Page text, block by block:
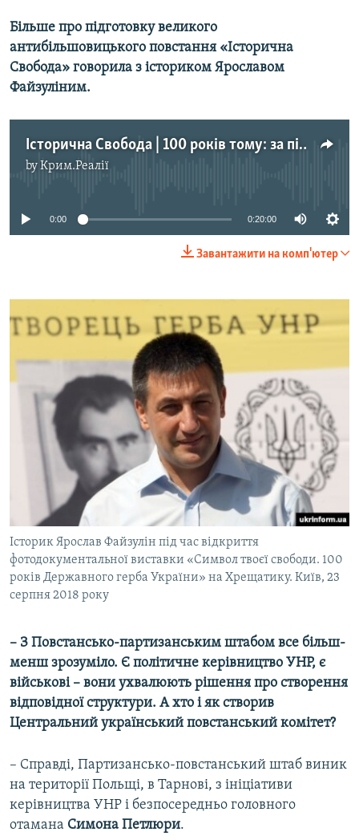
Більше про підготовку великого
антибільшовицького повстання «Історична
Свобода» говорила з істориком Ярославом
Файзуліним.
Історична Свобода | 100 років тому: за пів кроку до Всеукраїнського повстання
byКрим.Реалії
0:00 0:20:00
Завантажити на комп'ютер
Історик Ярослав Файзулін під час відкриття
фотодокументальної виставки «Символ твоєї свободи. 100
років Державного герба України» на Хрещатику. Київ, 23
серпня 2018 року
– З Повстансько-партизанським штабом все більш-
менш зрозуміло. Є політичне керівництво УНР, є
військові – вони ухвалюють рішення про створення
відповідної структури. А хто і як створив
Центральний український повстанський комітет?
– Справді, Партизансько-повстанський штаб виник
на території Польщі, в Тарнові, з ініціативи
керівництва УНР і безпосередньо головного
отамана Симона Петлюри.